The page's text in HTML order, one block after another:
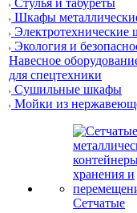
Стулья и табуреты
Шкафы
Электротехнические
Экология и
Навесное
для спецтехники
Сушильные шкафы
Мойки из
Сетчатые